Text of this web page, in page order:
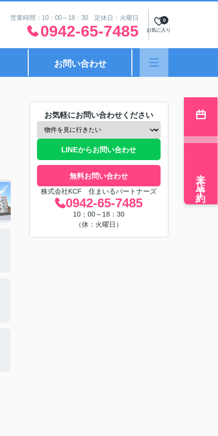
営業時間：10：00～18：30 定休日：火曜日
0942-65-7485 お気に入り
0
お問い合わせ
お気軽にお問い合わせください
LINEからお問い合わせ
無料お問い合わせ
株式会社KCF 住まいるパートナーズ
0942-65-7485
10：00～18：30
（休：火曜日）
来店予約